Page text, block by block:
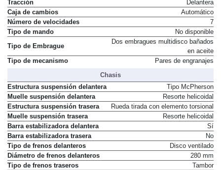
Tracción
Delantera
Caja de cambios
Automático
Número de velocidades
7
Tipo de mando
No disponible
Tipo de Embrague
Dos embragues multidisco bañados
en aceite
Tipo de mecanismo
Pares de engranajes
Chasis
Estructura suspensión delantera
Tipo McPherson
Muelle suspensión delantera
Resorte helicoidal
Estructura suspensión trasera
Rueda tirada con elemento torsional
Muelle suspensión trasera
Resorte helicoidal
Barra estabilizadora delantera
Sí
Barra estabilizadora trasera
No
Tipo de frenos delanteros
Disco ventilado
Diámetro de frenos delanteros
280 mm
Tipo de frenos traseros
Tambor